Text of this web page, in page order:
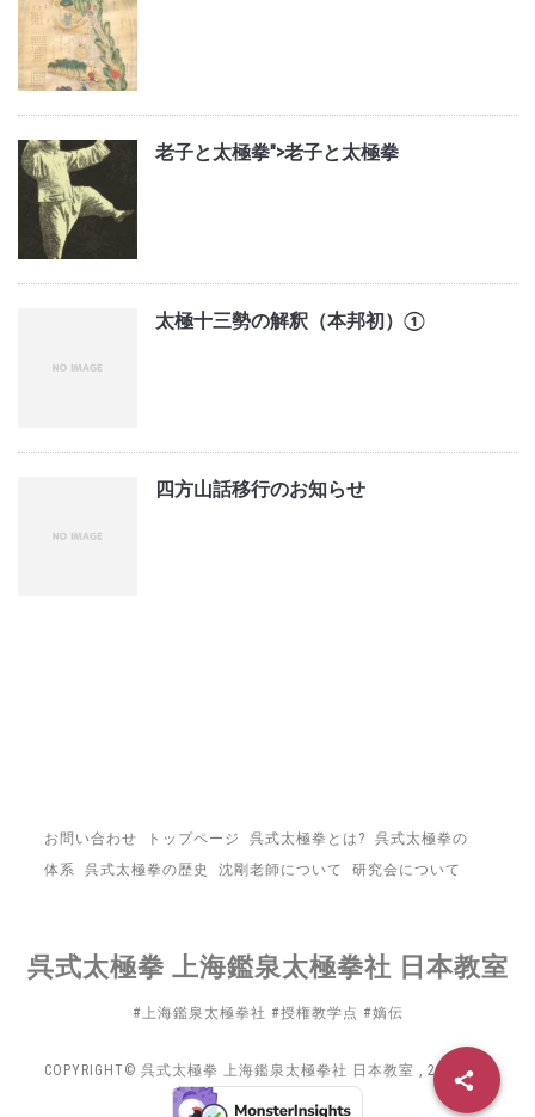
老子と太極拳">老子と太極拳
太極十三勢の解釈（本邦初）①
四方山話移行のお知らせ
お問い合わせ トップページ 呉式太極拳とは?
呉式太極拳の
体系
呉式太極拳の歴史 沈剛老師について 研究会について
呉式太極拳 上海鑑泉太極拳社 日本教室
#上海鑑泉太極拳社 #授権教学点 #嫡伝
COPYRIGHT© 呉式太極拳 上海鑑泉太極拳社 日本教室 , 2026 ALL
RIGHTS RESERVED.